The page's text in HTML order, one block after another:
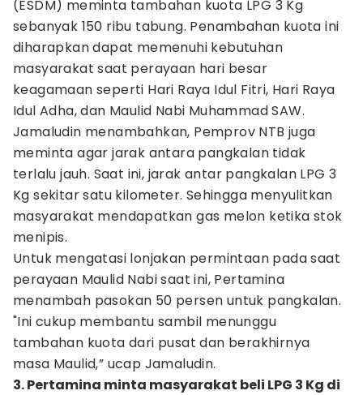
(ESDM) meminta tambahan kuota LPG 3 Kg
sebanyak 150 ribu tabung. Penambahan kuota ini
diharapkan dapat memenuhi kebutuhan
masyarakat saat perayaan hari besar
keagamaan seperti Hari Raya Idul Fitri, Hari Raya
Idul Adha, dan Maulid Nabi Muhammad SAW.
Jamaludin menambahkan, Pemprov NTB juga
meminta agar jarak antara pangkalan tidak
terlalu jauh. Saat ini, jarak antar pangkalan LPG 3
Kg sekitar satu kilometer. Sehingga menyulitkan
masyarakat mendapatkan gas melon ketika stok
menipis.
Untuk mengatasi lonjakan permintaan pada saat
perayaan Maulid Nabi saat ini, Pertamina
menambah pasokan 50 persen untuk pangkalan.
"Ini cukup membantu sambil menunggu
tambahan kuota dari pusat dan berakhirnya
masa Maulid,” ucap Jamaludin.
3. Pertamina minta masyarakat beli LPG 3 Kg di